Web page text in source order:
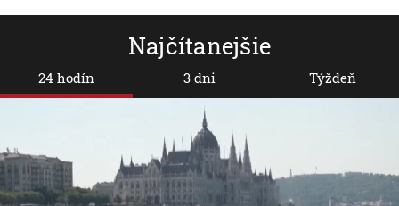
Najčítanejšie
24 hodín 3 dni Týždeň